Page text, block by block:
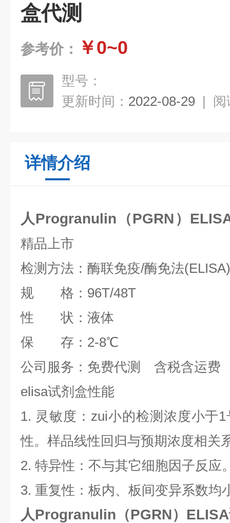
盒代测
参考价： ￥0~0
型号：
更新时间： 2022-08-29 | 阅
详情介绍
人Progranulin（PGRN）
精品上市
检测方法：酶联免疫/酶免法(ELISA)
规 格：96T/48T
性 状：液体
保 存：2-8℃
公司服务：免费代测 含税含运费
elisa试剂盒性能
1. 灵敏度：zui小的检测浓度小于
性。样品线性回归与预期浓度相关
2. 特异性：不与其它细胞因子反应
3. 重复性：板内、板间变异系数均
人Progranulin（PGRN）